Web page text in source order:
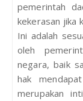
pemerintah
kekerasan jika
Ini adalah
oleh
negara, baik
hak
merupakan